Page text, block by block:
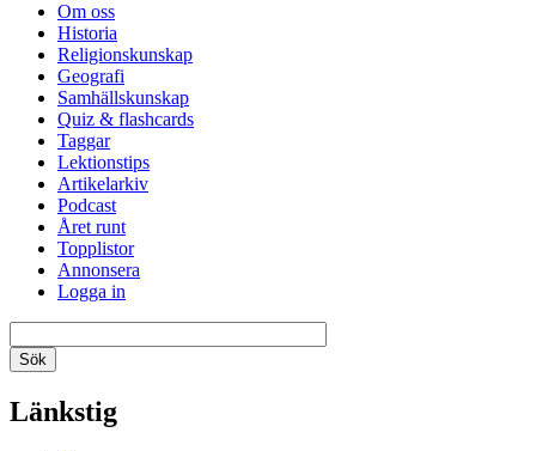
Om oss
Historia
Religionskunskap
Geografi
Samhällskunskap
Quiz & flashcards
Taggar
Lektionstips
Artikelarkiv
Podcast
Året runt
Topplistor
Annonsera
Logga in
Länkstig